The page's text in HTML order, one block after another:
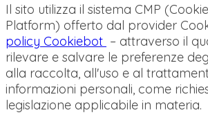
Il sito utilizza il sistema CMP
Platform) offerto dal provider
policy Cookiebot – attraverso il
rilevare e salvare le preferenze
alla raccolta, all'uso e al
informazioni personali, come
legislazione applicabile in materia.